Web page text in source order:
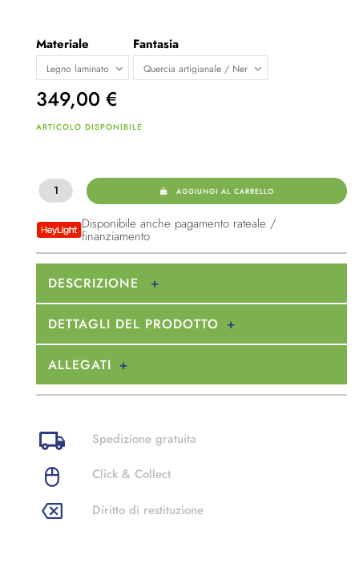
Materiale Fantasia
349,00 €
ARTICOLO DISPONIBILE
AGGIUNGI AL CARRELLO
Disponibile anche pagamento rateale /
finanziamento
DESCRIZIONE
DETTAGLI DEL PRODOTTO
ALLEGATI
Spedizione gratuita
Click & Collect
Diritto di restituzione